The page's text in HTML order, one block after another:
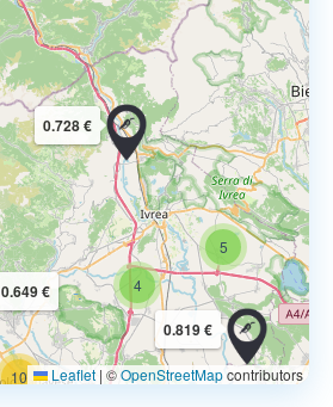
10
4
5
0.819 €
0.649 €
0.728 €
Leaflet | ©OpenStreetMapcontributors